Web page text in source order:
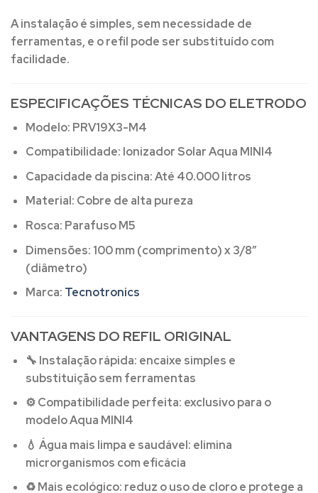
A instalação é simples, sem necessidade de
ferramentas, e o refil pode ser substituído com
facilidade.
ESPECIFICAÇÕES TÉCNICAS DO ELETRODO
Modelo: PRV19X3-M4
Compatibilidade: Ionizador Solar Aqua MINI4
Capacidade da piscina:Até 40.000 litros
Material: Cobre de alta pureza
Rosca: Parafuso M5
Dimensões: 100 mm (comprimento) x 3/8”
(diâmetro)
Marca: Tecnotronics
VANTAGENS DO REFIL ORIGINAL
🔧 Instalação rápida: encaixe simples e
substituição sem ferramentas
⚙️Compatibilidade perfeita: exclusivo para o
modelo Aqua MINI4
💧 Água mais limpa e saudável: elimina
microrganismos com eficácia
♻️Mais ecológico: reduz o uso de cloro e protege a